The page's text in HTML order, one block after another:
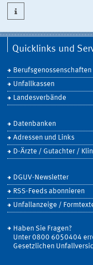
Quicklinks und
Berufsgenossenschaften
Unfallkassen
Landesverbände
Datenbanken
Adressen und Links
D-Ärzte / Gutachter /
DGUV-Newsletter
RSS-Feeds abonnieren
Unfallanzeige /
Haben Sie Fragen?
Unter 0800 6050404
Gesetzlichen